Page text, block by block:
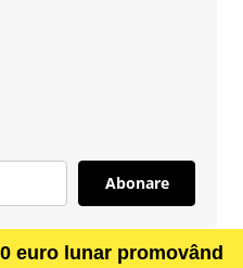
Abonare
euro lunar promovând